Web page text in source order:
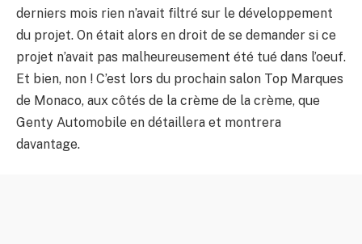
derniers mois rien n’avait filtré sur le développement
du projet. On était alors en droit de se demander si ce
projet n’avait pas malheureusement été tué dans l’oeuf.
Et bien, non ! C’est lors du prochain salon Top Marques
de Monaco, aux côtés de la crème de la crème, que
Genty Automobile en détaillera et montrera
davantage.